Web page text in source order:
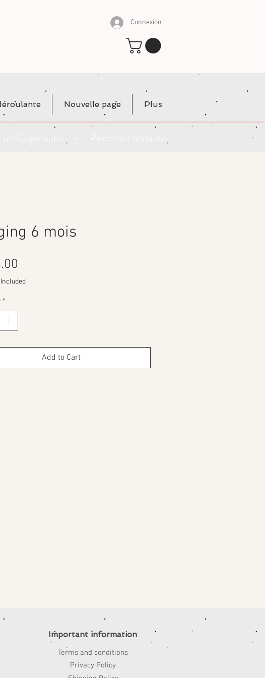
Connexion
Nouvelle page Plus
un Organisme - Paiement sécurisé
6 mois
Included
*
Add to Cart
Important information
Terms and conditions
Privacy Policy